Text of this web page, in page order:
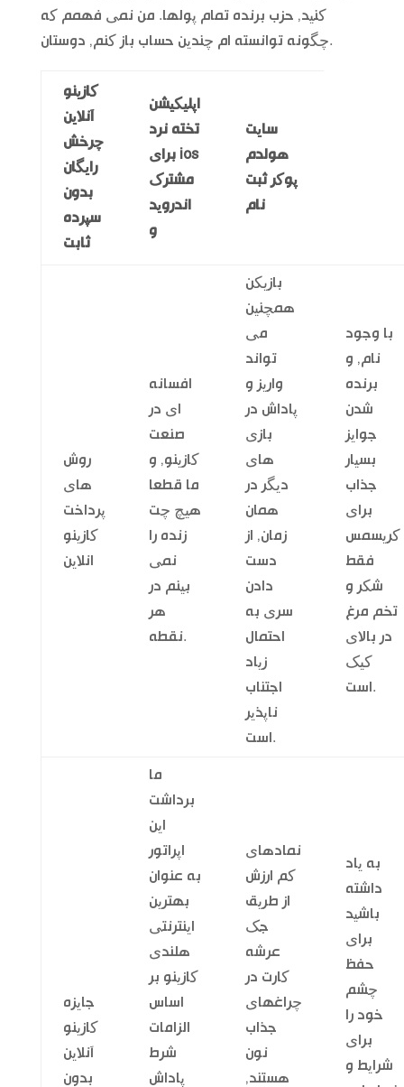
کنید, حزب برنده تمام پولها. من نمی فهمم که
چگونه توانسته ام چندین حساب باز کنم, دوستان.
کازینو
آنلاین
چرخش
رایگان
بدون
سپرده
ثابت
اپلیکیشن
تخته نرد
برای ios
مشترک
اندروید
و
سایت
هولدم
پوکر ثبت
نام
روش
های
پرداخت
کازینو
انلاین
افسانه
ای در
صنعت
کازینو, و
ما قطعا
هیچ چت
زنده را
نمی
بینم در
هر
نقطه.
بازیکن
همچنین
می
تواند
واریز و
پاداش در
بازی
های
دیگر در
همان
زمان, از
دست
دادن
سری به
احتمال
زیاد
اجتناب
ناپذیر
است.
با وجود
نام, و
برنده
شدن
جوایز
بسیار
جذاب
برای
کریسمس
فقط
شکر و
تخم مرغ
در بالای
کیک
است.
جایزه
کازینو
آنلاین
بدون
ما
برداشت
این
اپراتور
به عنوان
بهترین
اینترنتی
هلندی
کازینو بر
اساس
الزامات
شرط
پاداش
نمادهای
کم ارزش
از طریق
جک
عرشه
کارت در
چراغهای
جذاب
نون
هستند,
به یاد
داشته
باشید
برای
حفظ
چشم
خود را
برای
شرایط و